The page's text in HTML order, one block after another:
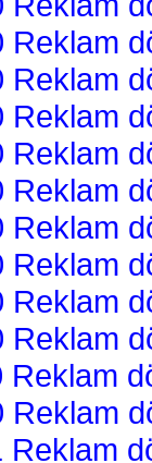
Reklam
Reklam
Reklam
Reklam
Reklam
Reklam
Reklam
Reklam
Reklam
Reklam
Reklam
Reklam